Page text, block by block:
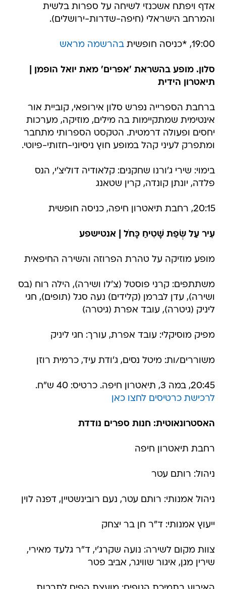
אדף ויפתח אשכנזי לשיחה על ספרות בלשית
והמרחב הישראלי (חיפה-שדרות-ירושלים).
19:00, *כניסה חופשית בהרשמה מראש
סלון. מופע בהשראת 'אפרים' מאת יואל הופמן |
תיאטרון הידית
ברחבת הספרייה נפרש סלון אירופאי, קוביית אור
אינטימית שמתקיימות בה מילים, מוזיקה, מערכות
יחסים ופעולה דרמטית. הטקסט הספרותי מתחבר
ומתפרק לעיני קהל במופע חוץ ניסיוני-חזותי-פיוטי.
בימוי: שירי ג'ורנו שחקנים: קלאודיה דוליצ'י, הנס
פלדה, יונתן קונדה, קרין שטאנג
20:15, רחבת תיאטרון חיפה, כניסה חופשית
עִיר עַל שְׂפַת שָׁטִיחַ כָּחֹל | אנטישפע
מופע מוזיקה על טהרת הפרוזה והשירה החיפאית
משתתפים: קרני פוסטל (צ'לו ושירה), הילה רוח (בס
ושירה), עדן לברמן (קלידים) נעה סגל (תופים), חגי
ליניק (גיטרה), עובד אפרת (גיטרה)
מפיק מוסיקלי: עובד אפרת, עורך: חגי ליניק
משוררים/ות: מיטל נסים, ג'ודת עיד, כרמית רוזן
20:45, במה 3, תיאטרון חיפה. כרטיס: 40 ש"ח.
לרכישת כרטיסים לחצו כאן
האסטרונאוטית: חנות ספרים נודדת
רחבת תיאטרון חיפה
ניהול: רותם עטר
ניהול אמנותי: רותם עטר, נעם רובינשטיין, דפנה לוין
ייעוץ אמנותי: ד"ר חן בר יצחק
צוות מקום לשירה: נועה שקרג'י, ד"ר גלעד מאירי,
שירין מגן, איגור שוויגר, אביב פטר